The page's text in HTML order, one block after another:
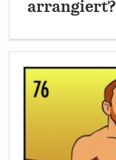
arrangiert?